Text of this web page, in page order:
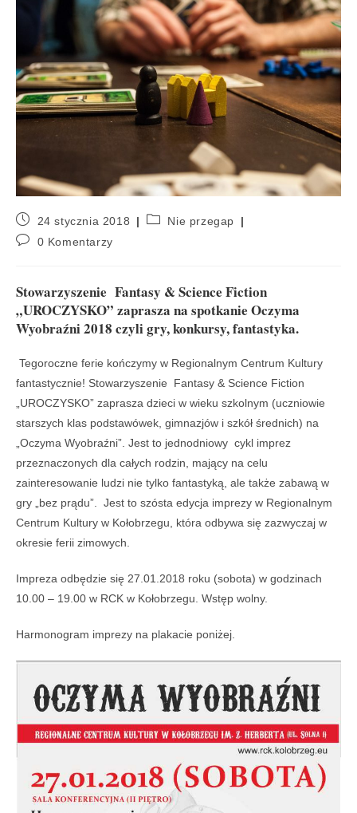
24 stycznia 2018
Nie przegap
0 Komentarzy
Stowarzyszenie Fantasy & Science Fiction
„UROCZYSKO” zaprasza na spotkanie Oczyma
Wyobraźni 2018 czyli gry, konkursy, fantastyka.
Tegoroczne ferie kończymy w Regionalnym Centrum Kultury
fantastycznie! Stowarzyszenie Fantasy & Science Fiction
„UROCZYSKO” zaprasza dzieci w wieku szkolnym (uczniowie
starszych klas podstawówek, gimnazjów i szkół średnich) na
„Oczyma Wyobraźni”. Jest to jednodniowy cykl imprez
przeznaczonych dla całych rodzin, mający na celu
zainteresowanie ludzi nie tylko fantastyką, ale także zabawą w
gry „bez prądu”. Jest to szósta edycja imprezy w Regionalnym
Centrum Kultury w Kołobrzegu, która odbywa się zazwyczaj w
okresie ferii zimowych.
Impreza odbędzie się 27.01.2018 roku (sobota) w godzinach
10.00 – 19.00 w RCK w Kołobrzegu. Wstęp wolny.
Harmonogram imprezy na plakacie poniżej.